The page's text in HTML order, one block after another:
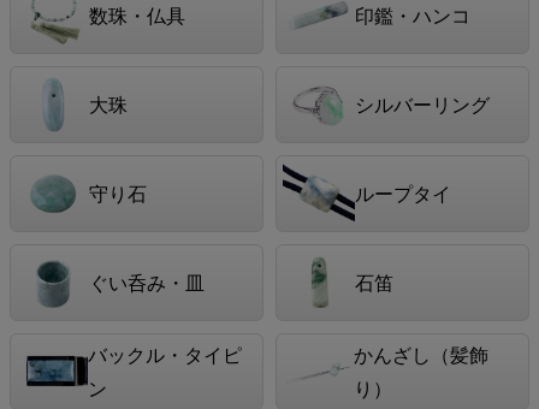
数珠・仏具 印鑑・ハンコ
大珠 シルバーリング
守り石 ループタイ
ぐい呑み・皿 石笛
バックル・タイピ
ン
かんざし（髪飾
り）